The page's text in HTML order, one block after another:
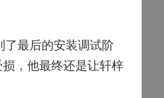
最后的安装调试阶
，他最终还是让轩梓